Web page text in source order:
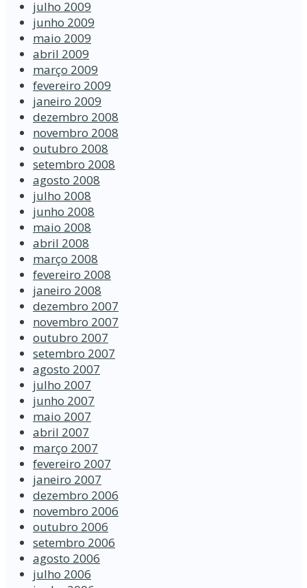
julho 2009
junho 2009
maio 2009
abril 2009
março 2009
fevereiro 2009
janeiro 2009
dezembro 2008
novembro 2008
outubro 2008
setembro 2008
agosto 2008
julho 2008
junho 2008
maio 2008
abril 2008
março 2008
fevereiro 2008
janeiro 2008
dezembro 2007
novembro 2007
outubro 2007
setembro 2007
agosto 2007
julho 2007
junho 2007
maio 2007
abril 2007
março 2007
fevereiro 2007
janeiro 2007
dezembro 2006
novembro 2006
outubro 2006
setembro 2006
agosto 2006
julho 2006